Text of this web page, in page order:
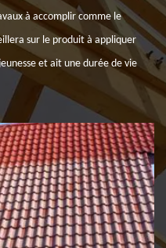
à accomplir comme le
sur le produit à appliquer
et ait une durée de vie